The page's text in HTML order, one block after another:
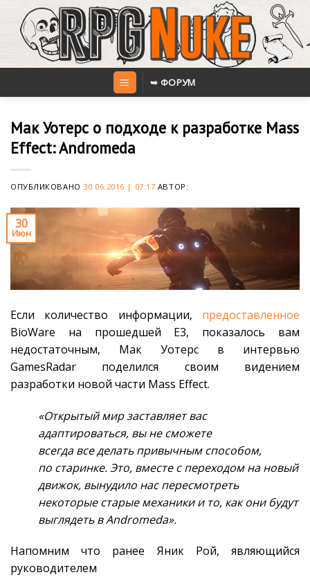
content
➥ ФОРУМ
Мак Уотерс о подходе к разработке Mass
Effect: Andromeda
ОПУБЛИКОВАНО 30.06.2016 | 07:17 АВТОР:
30
Июн
Если количество информации, предоставленное
BioWare на прошедшей E3, показалось вам
недостаточным, Мак Уотерс в интервью
GamesRadar поделился своим видением
разработки новой части Mass Effect.
«Открытый мир заставляет вас
адаптироваться, вы не сможете
всегда все делать привычным способом,
по старинке. Это, вместе с переходом на новый
движок, вынудило нас пересмотреть
некоторые старые механики и то, как они будут
выглядеть в Andromeda».
Напомним что ранее Яник Рой, являющийся
руководителем